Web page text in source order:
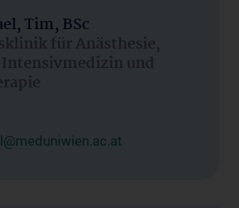
Tim, BSc
für Anästhesie,
und